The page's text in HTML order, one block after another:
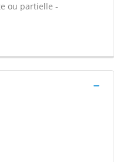
ou partielle -